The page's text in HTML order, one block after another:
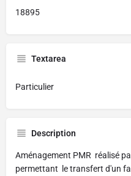
18895
Textarea
Particulier
Description
Aménagement PMR réalisé
permettant le transfert d'un